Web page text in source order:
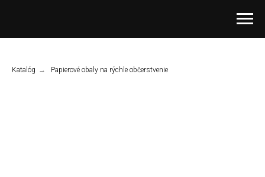
Katalóg → Papierové obaly na rýchle občerstvenie